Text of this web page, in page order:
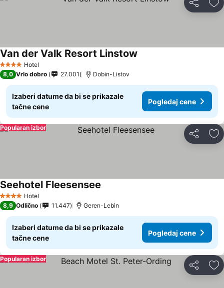
Deli
4 ZvezdiceHotel
Van der Valk Resort Linstow
8,0 Vrlo dobro 27.001 Dobin-Listov
Izaberi datume da bi se prikazale
tačne cene
Pogledaj cene
Deli
Popularan izbor
4 ZvezdiceHotel
Seehotel Fleesensee
8,9 Odlično 11.447 Geren-Lebin
Izaberi datume da bi se prikazale
tačne cene
Pogledaj cene
Deli
Popularan izbor